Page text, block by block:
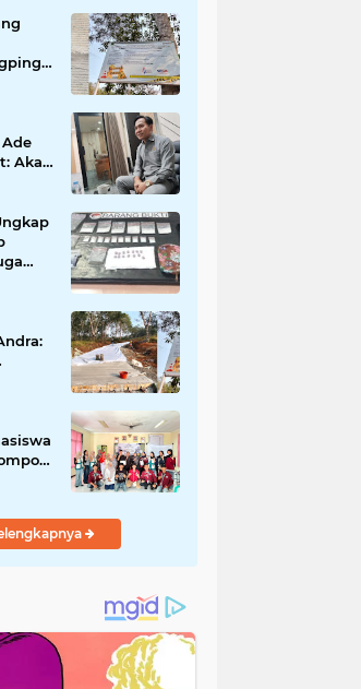
Akan
Listrik